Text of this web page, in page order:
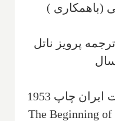
(باهمکاری )
پرویز ناتل
مجله‌ سخن ش17 سال
16-آغاز هنر نساجی در فلات ایران چاپ 1953
The Beginning